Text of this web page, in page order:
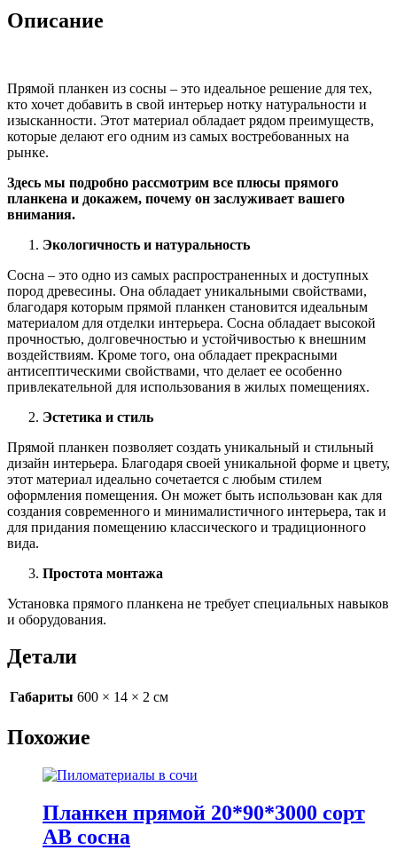
сосна
Описание
Прямой планкен из сосны – это идеальное решение для тех,
кто хочет добавить в свой интерьер нотку натуральности и
изысканности. Этот материал обладает рядом преимуществ,
которые делают его одним из самых востребованных на
рынке.
Здесь мы подробно рассмотрим все плюсы прямого
планкена и докажем, почему он заслуживает вашего
внимания.
Экологичность и натуральность
Сосна – это одно из самых распространенных и доступных
пород древесины. Она обладает уникальными свойствами,
благодаря которым прямой планкен становится идеальным
материалом для отделки интерьера. Сосна обладает высокой
прочностью, долговечностью и устойчивостью к внешним
воздействиям. Кроме того, она обладает прекрасными
антисептическими свойствами, что делает ее особенно
привлекательной для использования в жилых помещениях.
Эстетика и стиль
Прямой планкен позволяет создать уникальный и стильный
дизайн интерьера. Благодаря своей уникальной форме и цвету,
этот материал идеально сочетается с любым стилем
оформления помещения. Он может быть использован как для
создания современного и минималистичного интерьера, так и
для придания помещению классического и традиционного
вида.
Простота монтажа
Установка прямого планкена не требует специальных навыков
и оборудования.
Детали
Габариты 600 × 14 × 2 см
Похожие
Планкен прямой 20*90*3000 сорт
AB сосна